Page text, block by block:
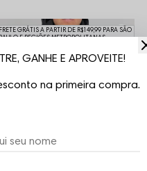
FRETE GRÁTIS A PARTIR DE R$149,99 PARA SÃO
E REGIÕES METROPOLITANAS
GANHE E APROVEITE!
na primeira compra.